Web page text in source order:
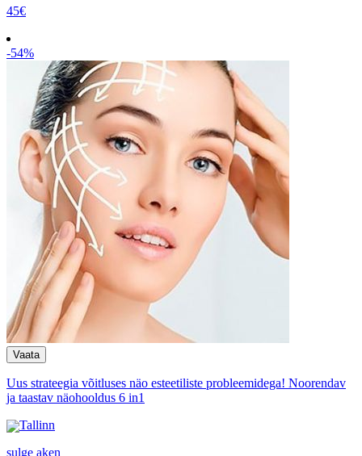
45€
-54%
Uus strateegia võitluses näo esteetiliste probleemidega! Noorendav
ja taastav näohooldus 6 in1
Tallinn
sulge aken